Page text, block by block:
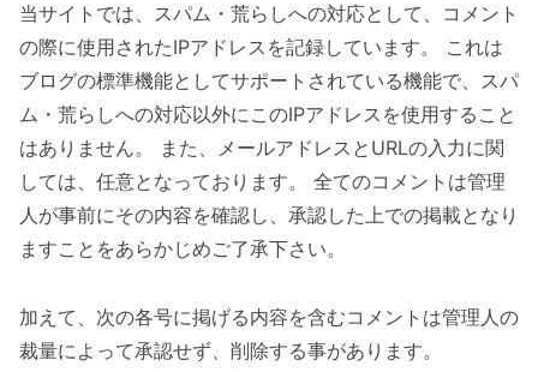
当サイトでは、スパム・荒らしへの対応として、コメント
の際に使用されたIPアドレスを記録しています。 これは
ブログの標準機能としてサポートされている機能で、スパ
ム・荒らしへの対応以外にこのIPアドレスを使用すること
はありません。 また、メールアドレスとURLの入力に関
しては、任意となっております。 全てのコメントは管理
人が事前にその内容を確認し、承認した上での掲載となり
ますことをあらかじめご了承下さい。
加えて、次の各号に掲げる内容を含むコメントは管理人の
裁量によって承認せず、削除する事があります。